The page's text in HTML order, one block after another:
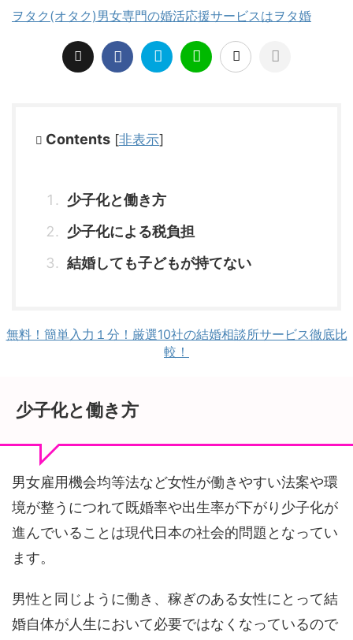
ヲタク(オタク)男女専門の婚活応援サービスはヲタ婚
Contents [非表示]
少子化と働き方
少子化による税負担
結婚しても子どもが持てない
無料！簡単入力１分！厳選10社の結婚相談所サービス徹底比
較！
少子化と働き方
男女雇用機会均等法など女性が働きやすい法案や環
境が整うにつれて既婚率や出生率が下がり少子化が
進んでいることは現代日本の社会的問題となってい
ます。
男性と同じように働き、稼ぎのある女性にとって結
婚自体が人生において必要ではなくなっているので